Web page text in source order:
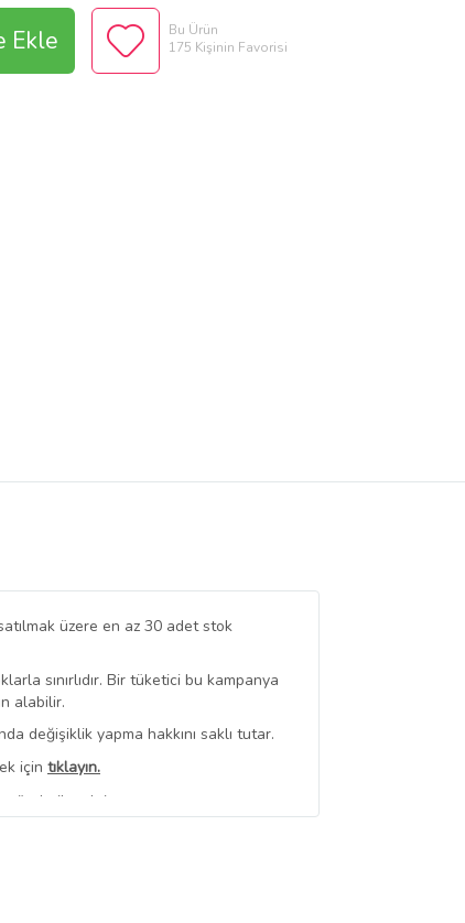
Ekle
Bu Ürün
175 Kişinin Favorisi
üzere en az 30 adet stok
sınırlıdır. Bir tüketici bu kampanya
alabilir.
değişiklik yapma hakkını saklı tutar.
için tıklayın.
gönderilecektir.